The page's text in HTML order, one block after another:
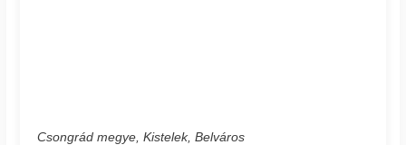
Csongrád megye, Kistelek, Belváros